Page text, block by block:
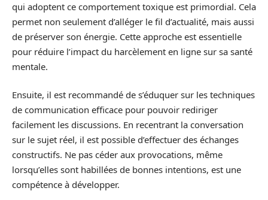
qui adoptent ce comportement toxique est primordial. Cela
permet non seulement d’alléger le fil d’actualité, mais aussi
de préserver son énergie. Cette approche est essentielle
pour réduire l’impact du harcèlement en ligne sur sa santé
mentale.
Ensuite, il est recommandé de s’éduquer sur les techniques
de communication efficace pour pouvoir rediriger
facilement les discussions. En recentrant la conversation
sur le sujet réel, il est possible d’effectuer des échanges
constructifs. Ne pas céder aux provocations, même
lorsqu’elles sont habillées de bonnes intentions, est une
compétence à développer.